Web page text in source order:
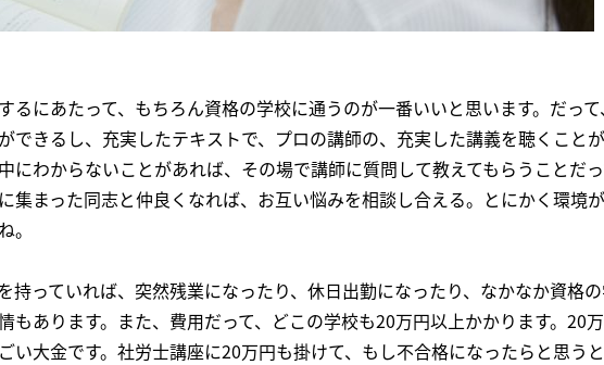
るにあたって、もちろん資格の学校に通うのが一番いいと思います。だって
できるし、充実したテキストで、プロの講師の、充実した講義を聴くこと
にわからないことがあれば、その場で講師に質問して教えてもらうことだ
集まった同志と仲良くなれば、お互い悩みを相談し合える。とにかく環境
。
持っていれば、突然残業になったり、休日出勤になったり、なかなか資格
もあります。また、費用だって、どこの学校も20万円以上かかります。20
い大金です。社労士講座に20万円も掛けて、もし不合格になったらと思う